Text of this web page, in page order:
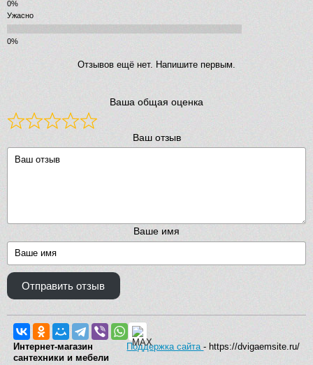
Ужасно
Отзывов ещё нет. Напишите первым.
Ваша общая оценка
Ваш отзыв
Ваше имя
Отправить отзыв
Поддержка сайта- https://dvigaemsite.ru/
Интернет-магазин
сантехники и мебели